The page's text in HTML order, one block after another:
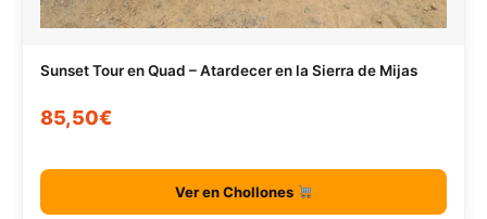
Sunset Tour en Quad – Atardecer en la Sierra de Mijas
85,50€
Ver en Chollones